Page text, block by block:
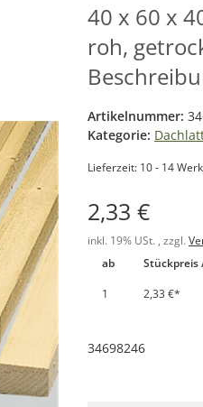
40 x 60 x
roh,
Artikelnummer:
Kategorie:
Lieferzeit: 10 - 14
2,33 €
inkl. 19% USt. , zzgl.
ab
Stückpreis
1
2,33 €*
34698246